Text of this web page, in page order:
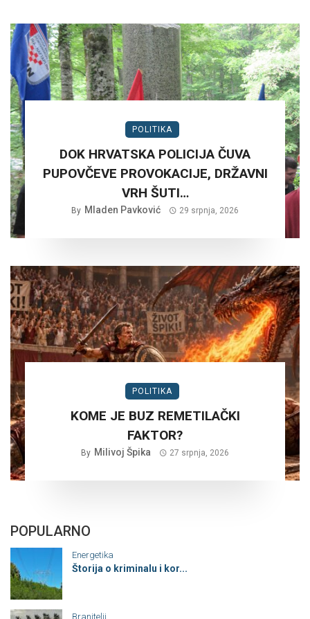
POLITIKA
DOK HRVATSKA POLICIJA ČUVA
PUPOVČEVE PROVOKACIJE, DRŽAVNI
VRH ŠUTI…
By Mladen Pavković 29 srpnja, 2026
POLITIKA
KOME JE BUZ REMETILAČKI
FAKTOR?
By Milivoj Špika 27 srpnja, 2026
POPULARNO
Energetika
Štorija o kriminalu i kor...
Branitelji